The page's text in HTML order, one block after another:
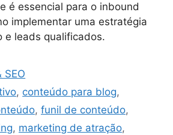
é essencial para o inbound
implementar uma estratégia
e leads qualificados.
SEO
, conteúdo para blog,
, funil de conteúdo,
, marketing de atração,